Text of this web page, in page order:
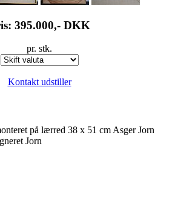
395.000,- DKK
pr. stk.
Kontakt udstiller
på lærred 38 x 51 cm Asger Jorn
Jorn